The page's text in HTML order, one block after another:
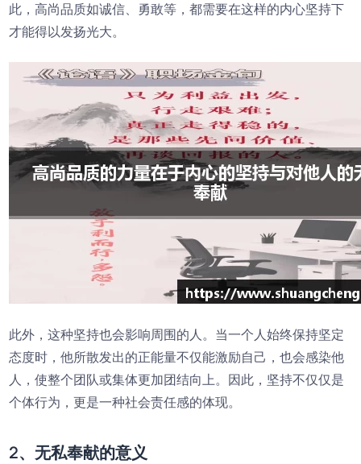
此，高尚品质如诚信、勇敢等，都需要在这样的内心坚持下
才能得以发扬光大。
此外，这种坚持也会影响周围的人。当一个人始终保持坚定
态度时，他所散发出的正能量不仅能激励自己，也会感染他
人，使整个团队或集体更加团结向上。因此，坚持不仅仅是
个体行为，更是一种社会责任感的体现。
2、无私奉献的意义